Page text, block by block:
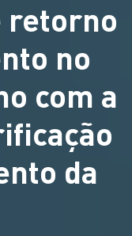
retorno
no
com a
da